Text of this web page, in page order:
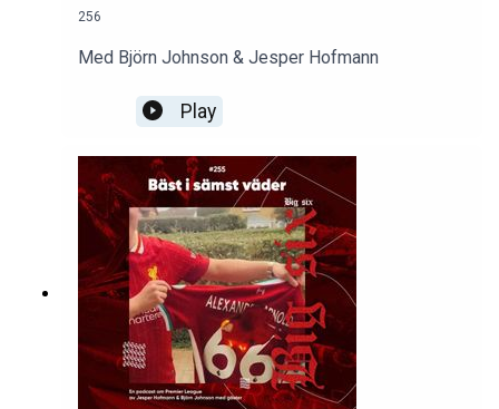
256
Med Björn Johnson & Jesper Hofmann
Play